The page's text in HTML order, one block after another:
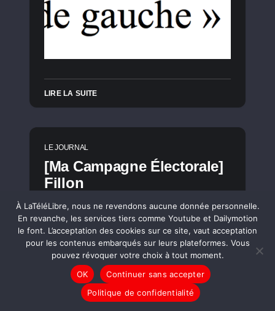
LIRE LA SUITE
LE JOURNAL
[Ma Campagne Électorale]
Fillon
À LaTéléLibre, nous ne revendons aucune donnée personnelle.
En revanche, les services tiers comme Youtube et Dailymotion
le font. L’acceptation des cookies sur ce site, vaut acceptation
pour les contenus embarqués sur leurs plateformes. Vous
pouvez révoquer votre choix à tout moment.
OK
Continuer sans accepter
Politique de confidentialité